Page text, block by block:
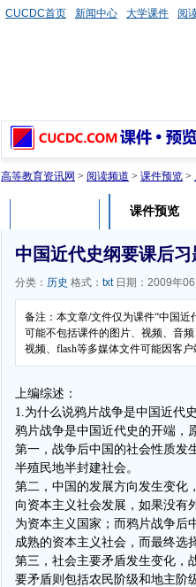
CUCDC首页 新闻中心 大学课件 阅
高等教育资讯网 > 阅读频道 > 课件预览 >
课件预览
中国近代史纲要课后
分类： 历史 格式： txt日期：2009年06
备注：本文章/文件仅为课件“中国近
可能不包括课件的图片、视频、音
视频、flash等多媒体文件可能因客
上编综述：
1.为什么说鸦片战争是中国近代
鸦片战争是中国近代史的开端，
第一，战争后中国的社会性质发
半殖民地半封建社会。
第二，中国的发展方向发生变化
向资本主义社会发展，如果没有
为资本主义国家；而鸦片战争后
成熟的资本主义社会，而最终选
第三，社会主要矛盾发生变化，
要矛盾则包括农民阶级和地主阶